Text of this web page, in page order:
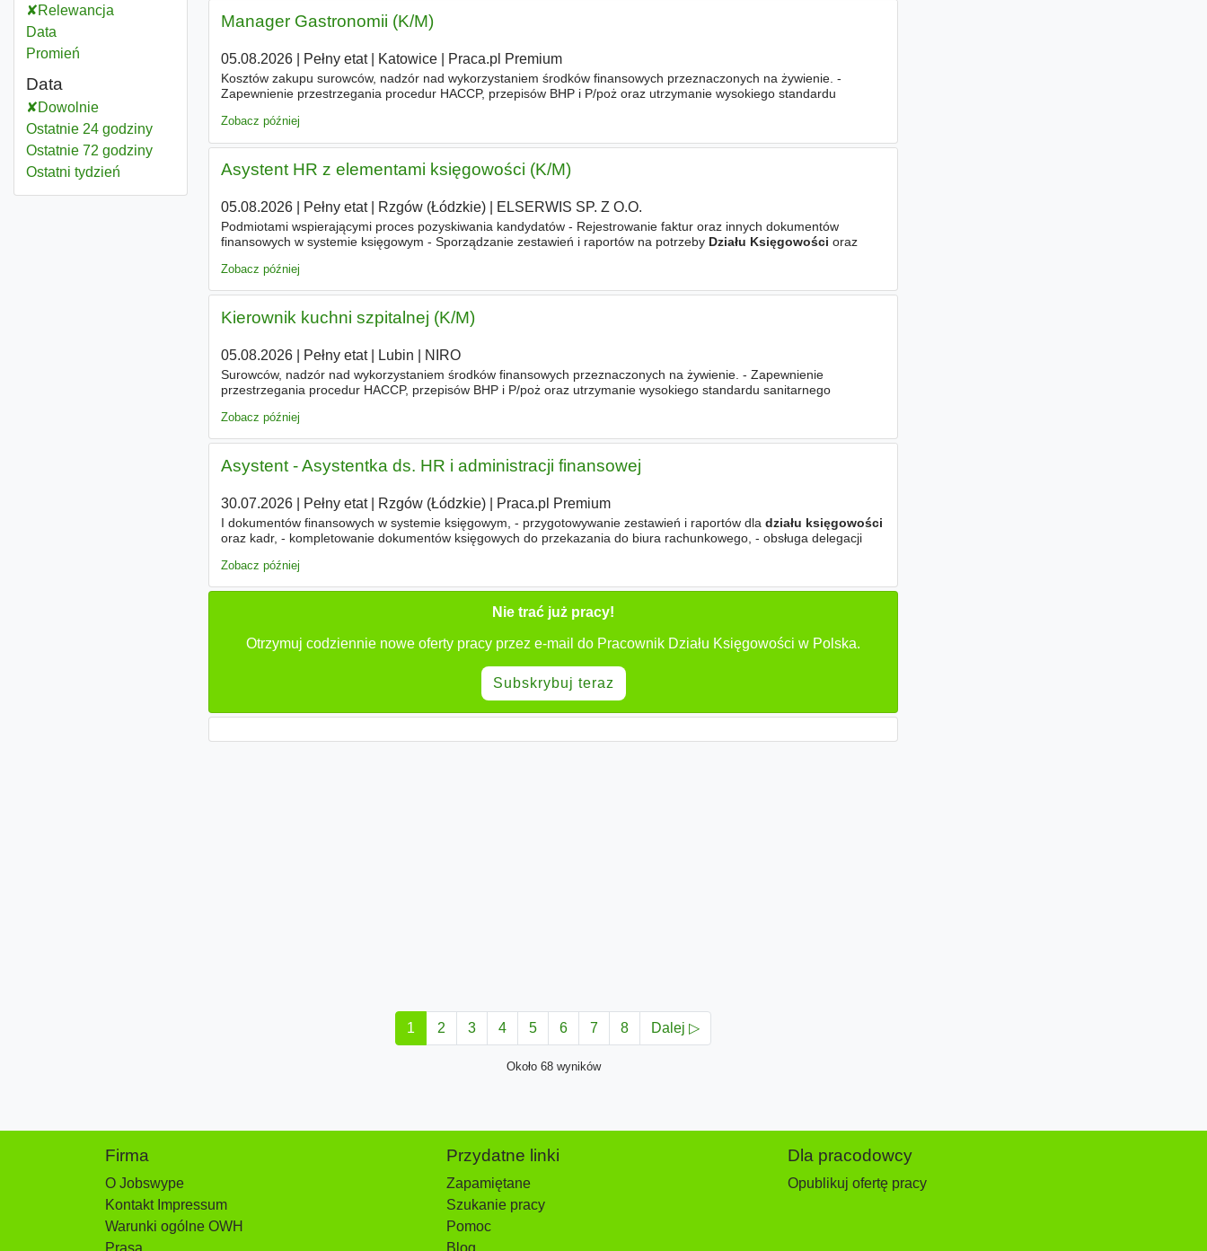
Relewancja
Data
Promień
Data
Dowolnie
Ostatnie 24 godziny
Ostatnie 72 godziny
Ostatni tydzień
Manager Gastronomii (K/M)
05.08.2026| Pełny etat| Katowice| Praca.pl Premium
Kosztów zakupu surowców, nadzór nad wykorzystaniem środków finansowych przeznaczonych na żywienie. -
Zapewnienie przestrzegania procedur HACCP, przepisów BHP i P/poż oraz utrzymanie wysokiego standardu
Zobacz później
Asystent HR z elementami księgowości (K/M)
05.08.2026| Pełny etat| Rzgów (Łódzkie)| ELSERWIS SP. Z O.O.
Podmiotami wspierającymi proces pozyskiwania kandydatów - Rejestrowanie faktur oraz innych dokumentów
finansowych w systemie księgowym - Sporządzanie zestawień i raportów na potrzeby Działu Księgowości oraz
Zobacz później
Kierownik kuchni szpitalnej (K/M)
05.08.2026| Pełny etat| Lubin NIRO
Surowców, nadzór nad wykorzystaniem środków finansowych przeznaczonych na żywienie. - Zapewnienie
przestrzegania procedur HACCP, przepisów BHP i P/poż oraz utrzymanie wysokiego standardu sanitarnego
Zobacz później
Asystent - Asystentka ds. HR i administracji finansowej
30.07.2026| Pełny etat| Rzgów (Łódzkie)| Praca.pl Premium
I dokumentów finansowych w systemie księgowym, - przygotowywanie zestawień i raportów dla działu księgowości
oraz kadr, - kompletowanie dokumentów księgowych do przekazania do biura rachunkowego, - obsługa delegacji
Zobacz później
Nie trać już pracy!
Otrzymuj codziennie nowe oferty pracy przez e-mail do Pracownik Działu Księgowości w Polska.
Subskrybuj teraz
1 2 3 4 5 6 7 8 Dalej ▷
Około 68 wyników
Firma
O Jobswype
Kontakt Impressum
Warunki ogólne OWH
Prasa
Przydatne linki
Zapamiętane
Szukanie pracy
Pomoc
Blog
Dla pracodowcy
Opublikuj ofertę pracy